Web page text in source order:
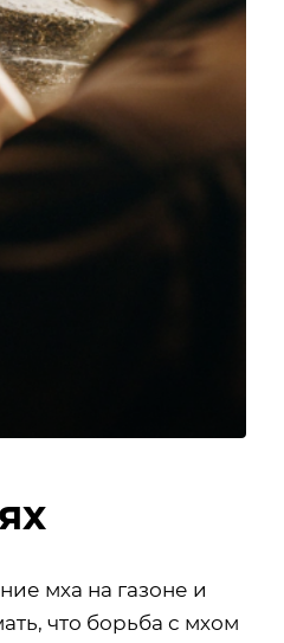
мха на газоне и
что борьба с мхом